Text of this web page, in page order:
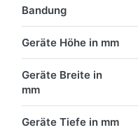
Bandung
Geräte Höhe in mm
Geräte Breite in
mm
Geräte Tiefe in mm